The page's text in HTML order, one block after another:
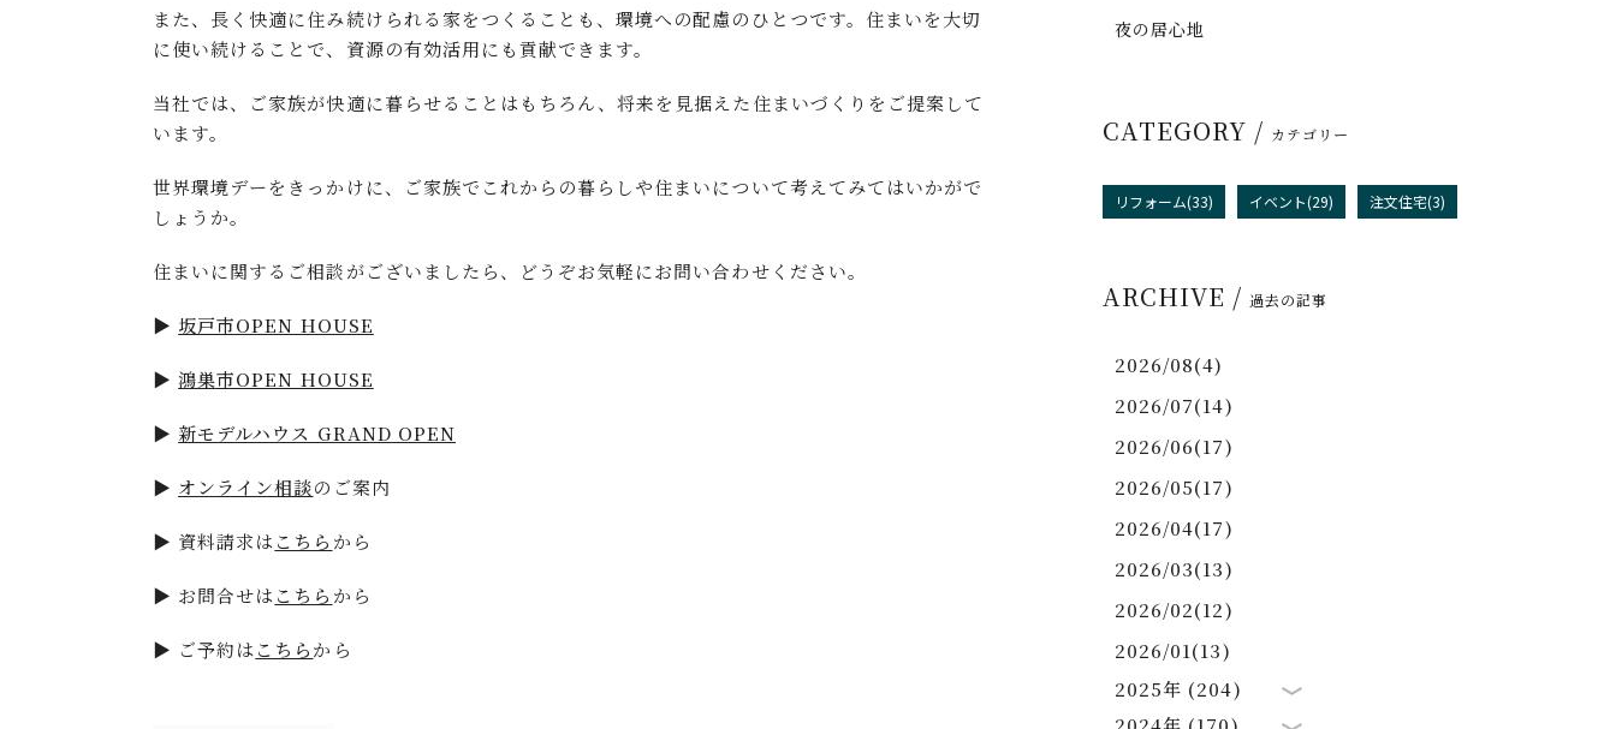
また、長く快適に住み続けられる家をつくることも、環境への配慮のひとつです。住まいを大切
に使い続けることで、資源の有効活用にも貢献できます。
当社では、ご家族が快適に暮らせることはもちろん、将来を見据えた住まいづくりをご提案して
います。
世界環境デーをきっかけに、ご家族でこれからの暮らしや住まいについて考えてみてはいかがで
しょうか。
住まいに関するご相談がございましたら、どうぞお気軽にお問い合わせください。
▶ 坂戸市OPEN HOUSE
▶鴻巣市OPEN HOUSE
▶ 新モデルハウス GRAND OPEN
▶ オンライン相談のご案内
▶ 資料請求はこちら から
▶ お問合せはこちら から
▶ ご予約はこちらから
夜の居心地
CATEGORY / カテゴリー
リフォーム(33) イベント(29) 注文住宅(3)
ARCHIVE / 過去の記事
2026/08(4)
2026/07(14)
2026/06(17)
2026/05(17)
2026/04(17)
2026/03(13)
2026/02(12)
2026/01(13)
2025年 (204)